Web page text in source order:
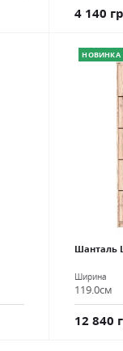
4 140
НОВИНКА
Шанталь
Ширина
119.0см
12 840